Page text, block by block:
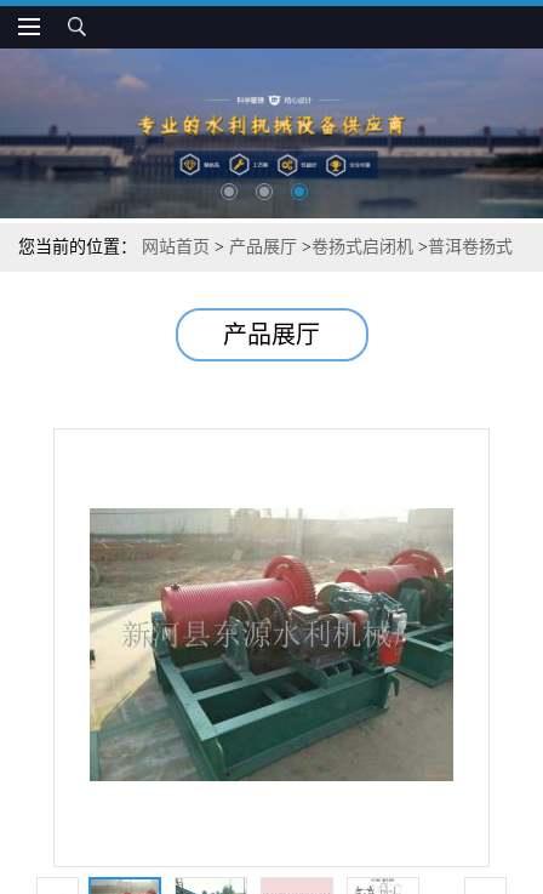
您当前的位置： 网站首页 > 产品展厅 >卷扬式启闭机 >普洱卷扬式
产品展厅